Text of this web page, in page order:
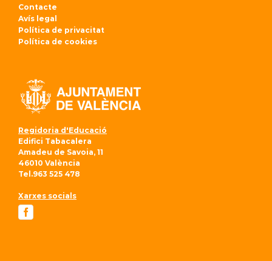
Contacte
Avís legal
Política de privacitat
Política de cookies
Regidoria d'Educació
Edifici Tabacalera
Amadeu de Savoia, 11
46010 València
Tel.963 525 478
Xarxes socials